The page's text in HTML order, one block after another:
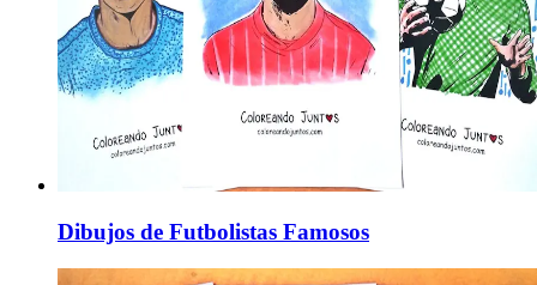
Dibujos de Futbolistas Famosos